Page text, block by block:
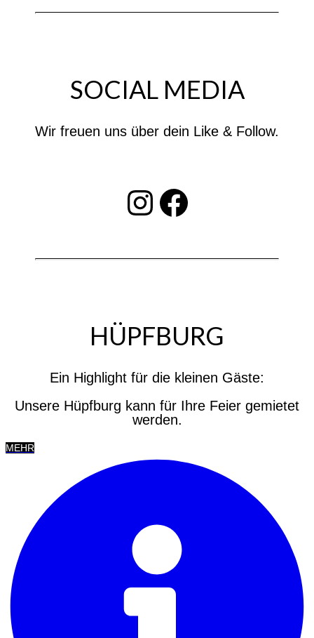
SOCIAL MEDIA
Wir freuen uns über dein Like & Follow.
INSTAGRAM Facebook
HÜPFBURG
Ein Highlight für die kleinen Gäste:
Unsere Hüpfburg kann für Ihre Feier gemietet
werden.
MEHR